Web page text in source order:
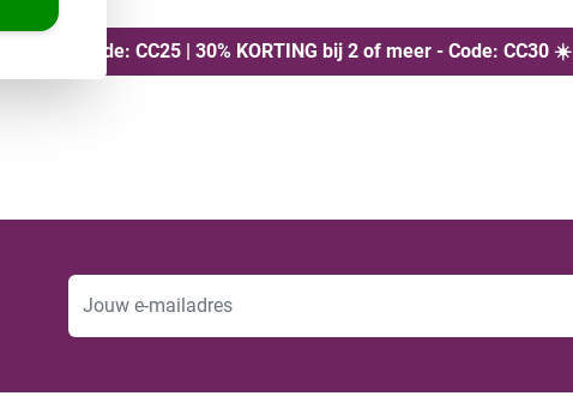
- Code: CC25 | 30% KORTING bij 2 of meer - Code: CC30 ☀️
E-mailadres